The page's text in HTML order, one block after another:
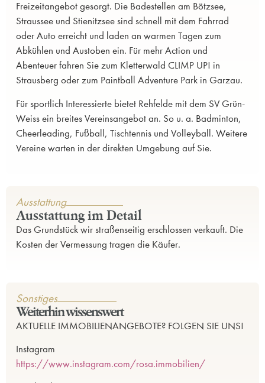
Freizeitangebot gesorgt. Die Badestellen am Bötzsee,
Straussee und Stienitzsee sind schnell mit dem Fahrrad
oder Auto erreicht und laden an warmen Tagen zum
Abkühlen und Austoben ein. Für mehr Action und
Abenteuer fahren Sie zum Kletterwald CLIMP UP! in
Strausberg oder zum Paintball Adventure Park in Garzau.
Für sportlich Interessierte bietet Rehfelde mit dem SV Grün-
Weiss ein breites Vereinsangebot an. So u. a. Badminton,
Cheerleading, Fußball, Tischtennis und Volleyball. Weitere
Vereine warten in der direkten Umgebung auf Sie.
Ausstattung
Ausstattung im Detail
Das Grundstück wir straßenseitig erschlossen verkauft. Die
Kosten der Vermessung tragen die Käufer.
Sonstiges
Weiterhin wissenswert
AKTUELLE IMMOBILIENANGEBOTE? FOLGEN SIE UNS!
Instagram
https://www.instagram.com/rosa.immobilien/